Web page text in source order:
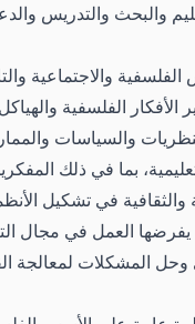
والبحث والتدريس
والاجتماعية
الأفكار الفلسفية
والسياسات
بما في ذلك
في تشكيل
يفرضها العمل في مجال
وحل المشكلات لمعالجة